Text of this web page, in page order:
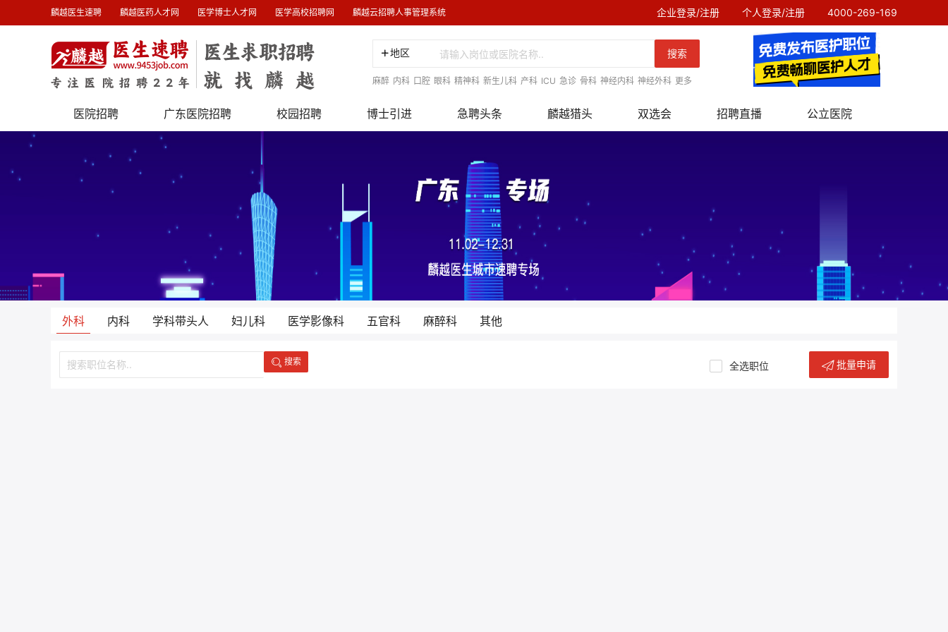
麟越医生速聘 麟越医药人才网 医学博士人才网 医学高校招聘网 麟越云招聘人事管理系统 企业登录/注册 个人登录/注册 4000-269-169
地区 搜索
麻醉 内科 口腔 眼科 精神科 新生儿科 产科 ICU 急诊 骨科 神经内科 神经外科 更多
医院招聘 广东医院招聘 校园招聘 博士引进 急聘头条 麟越猎头 双选会 招聘直播 公立医院
外科 内科 学科带头人 妇儿科 医学影像科 五官科 麻醉科 其他
搜索 全选职位 批量申请